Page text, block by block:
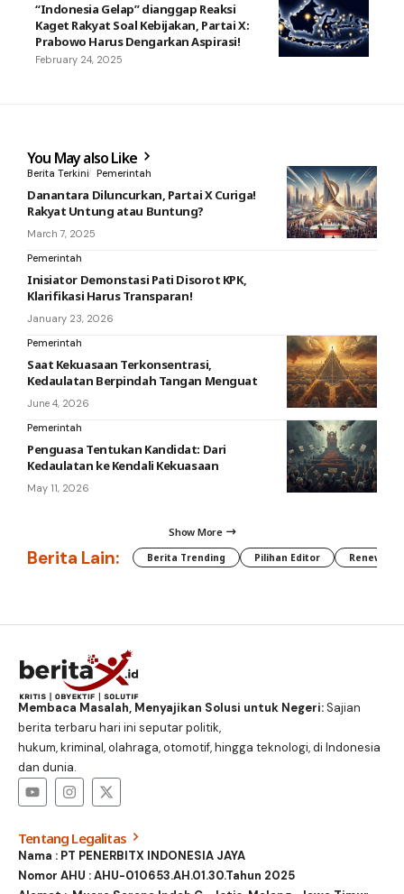
“Indonesia Gelap” dianggap Reaksi
Kaget Rakyat Soal Kebijakan, Partai X:
Prabowo Harus Dengarkan Aspirasi!
February 24, 2025
You May also Like
Berita Terkini Pemerintah
Danantara Diluncurkan, Partai X Curiga!
Rakyat Untung atau Buntung?
March 7, 2025
Pemerintah
Inisiator Demonstasi Pati Disorot KPK,
Klarifikasi Harus Transparan!
January 23, 2026
Pemerintah
Saat Kekuasaan Terkonsentrasi,
Kedaulatan Berpindah Tangan Menguat
June 4, 2026
Pemerintah
Penguasa Tentukan Kandidat: Dari
Kedaulatan ke Kendali Kekuasaan
May 11, 2026
Show More
Berita Lain: Berita Trending Pilihan Editor
Membaca Masalah, Menyajikan Solusi untuk Negeri:Sajian
berita terbaru hari ini seputar politik,
hukum, kriminal, olahraga, otomotif, hingga teknologi, di Indonesia
dan dunia.
Tentang Legalitas
Nama : PT PENERBITX INDONESIA JAYA
Nomor AHU : AHU-010653.AH.01.30.Tahun 2025